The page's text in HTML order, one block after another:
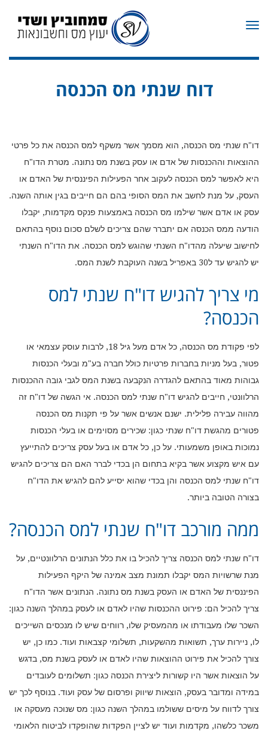
תפריט
דוח שנתי מס הכנסה
דו"ח שנתי מס הכנסה, הוא מסמך אשר משקף למס הכנסה את כל פרטי
ההוצאות וההכנסות של אדם או עסק בשנת מס נתונה. מטרת הדו"ח
היא לאפשר למס הכנסה לעקוב אחר הפעילות הפיננסית של האדם או
העסק, על מנת לחשב את המס הסופי בהם הם חייבים בגין אותה השנה.
עסק או אדם אשר שילמו מס הכנסה באמצעות פנקס מקדמות, יקבלו
הודעה ממס הכנסה אם יתברר שהם צריכים לשלם סכום נוסף בהתאם
לחישוב שיעלה מהדו"ח השנתי שהוגש למס הכנסה. את הדו"ח השנתי
יש להגיש עד ל30 באפריל בשנה העוקבת לשנת המס.
מי צריך להגיש דו"ח שנתי למס
הכנסה?
לפי פקודת מס הכנסה, כל אדם מעל גיל 18, לרבות עוסק עצמאי או
פטור, בעל מניות בחברות פרטיות כולל חברה בע"מ ובעלי הכנסות
גבוהות מאוד בהתאם להגדרה הנקבעה בשנת המס לגבי גובה ההכנסות
הרלוונטי, חייבים להגיש דו"ח שנתי למס הכנסה. אי הגשה של דו"ח זה
מהווה עבירה פלילית. ישנם אנשים אשר על פי תקנות מס הכנסה
פטורים מהגשת דו"ח שנתי כגון: שכירים מסוימים או בעלי הכנסות
נמוכות באופן משמעותי. על כן, כל אדם או בעל עסק צריכים להתייעץ
עם איש מקצוע אשר בקיא בתחום הן בכדי לברר האם הם צריכים להגיש
דו"ח שנתי למס הכנסה והן בכדי שהוא יסייע להם להגיש את הדו"ח
בצורה הטובה ביותר.
ממה מורכב דו"ח שנתי למס הכנסה?
דו"ח שנתי למס הכנסה צריך להכיל בו את כלל הנתונים הרלוונטיים, על
מנת שרשויות המס יקבלו תמונת מצב אמינה של היקף הפעילות
הפיננסית של האדם או העסק בשנת מס נתונה. הנתונים אשר הדו"ח
צריך להכיל הם: פירוט ההכנסות שהיו לאדם או לעסק במהלך השנה כגון:
השכר שלו מעבודתו או מהמעסיק שלו, רווחים שיש לו מנכסים השייכים
לו, ניירות ערך, תשואות מהשקעות, תשלומי קצבאות ועוד. כמו כן, יש
צורך להכיל את פירוט ההוצאות שהיו לאדם או לעסק בשנת מס, בדגש
על הוצאות אשר היו קשורות ליצירת הכנסה כגון: תשלומים לעובדים
במידה ומדובר בעסק, הוצאות שיווק ופרסום של עסק ועוד. בנוסף לכך יש
צורך לדווח על מיסים ששולמו במהלך השנה כגון: מס שנוכה מעסקה או
משכר כלשהו, מקדמות ועוד יש לציין הפקדות שהופקדו לביטוח הלאומי